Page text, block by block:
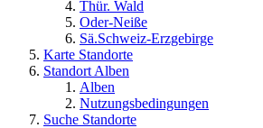
Thür. Wald
Oder-Neiße
Sä.Schweiz-Erzgebirge
Karte Standorte
Standort Alben
Alben
Nutzungsbedingungen
Suche Standorte